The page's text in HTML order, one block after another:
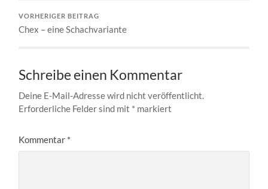
VORHERIGER BEITRAG
Chex – eine Schachvariante
Schreibe einen Kommentar
Deine E-Mail-Adresse wird nicht veröffentlicht.
Erforderliche Felder sind mit * markiert
Kommentar *